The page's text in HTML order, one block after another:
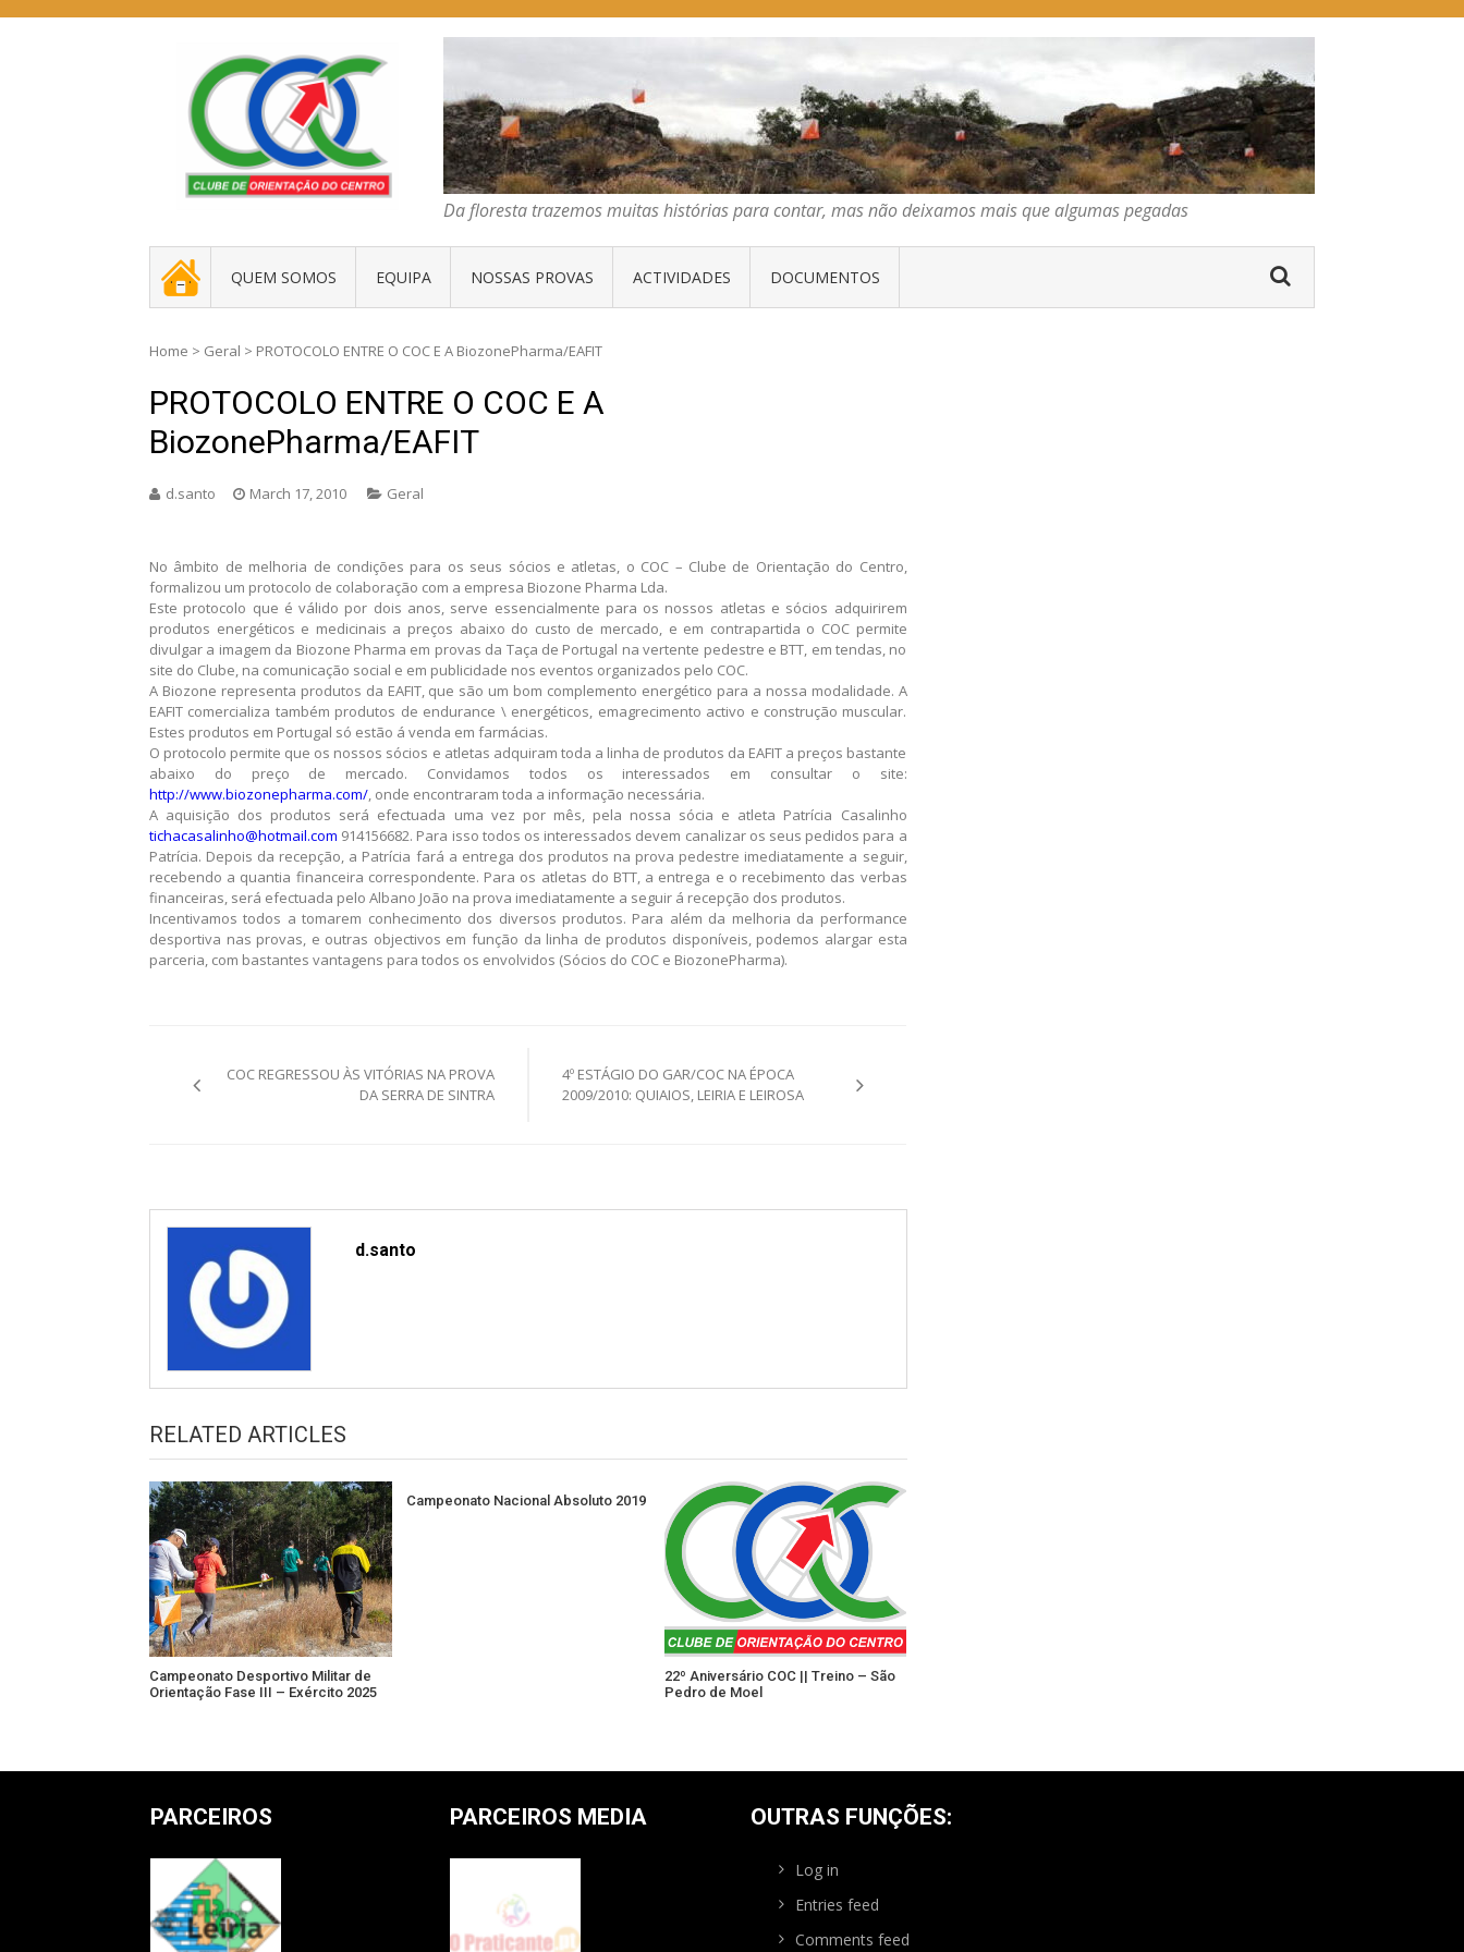
COC – CLUBE DE ORIENTAÇÃO DO CENTRO
Da floresta trazemos muitas histórias para contar, mas não deixamos mais que algumas pegadas
Da floresta trazemos muitas histórias para contar, mas não deixamos mais que algumas pegadas
. _ . QUEM SOMOS EQUIPA NOSSAS PROVAS ACTIVIDADES DOCUMENTOS
Home > Geral > PROTOCOLO ENTRE O COC E A BiozonePharma/EAFIT
PROTOCOLO ENTRE O COC E A
BiozonePharma/EAFIT
d.santo March 17, 2010 Geral
No âmbito de melhoria de condições para os seus sócios e atletas, o COC – Clube de Orientação do Centro,
formalizou um protocolo de colaboração com a empresa Biozone Pharma Lda.
Este protocolo que é válido por dois anos, serve essencialmente para os nossos atletas e sócios adquirirem
produtos energéticos e medicinais a preços abaixo do custo de mercado, e em contrapartida o COC permite
divulgar a imagem da Biozone Pharma em provas da Taça de Portugal na vertente pedestre e BTT, em tendas, no
site do Clube, na comunicação social e em publicidade nos eventos organizados pelo COC.
A Biozone representa produtos da EAFIT, que são um bom complemento energético para a nossa modalidade. A
EAFIT comercializa também produtos de endurance \ energéticos, emagrecimento activo e construção muscular.
Estes produtos em Portugal só estão á venda em farmácias.
O protocolo permite que os nossos sócios e atletas adquiram toda a linha de produtos da EAFIT a preços bastante
abaixo do preço de mercado. Convidamos todos os interessados em consultar o site:
http://www.biozonepharma.com/, onde encontraram toda a informação necessária.
A aquisição dos produtos será efectuada uma vez por mês, pela nossa sócia e atleta Patrícia Casalinho
tichacasalinho@hotmail.com 914156682. Para isso todos os interessados devem canalizar os seus pedidos para a
Patrícia. Depois da recepção, a Patrícia fará a entrega dos produtos na prova pedestre imediatamente a seguir,
recebendo a quantia financeira correspondente. Para os atletas do BTT, a entrega e o recebimento das verbas
financeiras, será efectuada pelo Albano João na prova imediatamente a seguir á recepção dos produtos.
Incentivamos todos a tomarem conhecimento dos diversos produtos. Para além da melhoria da performance
desportiva nas provas, e outras objectivos em função da linha de produtos disponíveis, podemos alargar esta
parceria, com bastantes vantagens para todos os envolvidos (Sócios do COC e BiozonePharma).
navigation
COC REGRESSOU ÀS VITÓRIAS NA PROVA
DA SERRA DE SINTRA
4º ESTÁGIO DO GAR/COC NA ÉPOCA
2009/2010: QUIAIOS, LEIRIA E LEIROSA
d.santo
RELATED ARTICLES
Campeonato Desportivo Militar de
Orientação Fase III – Exército 2025
Campeonato Nacional Absoluto 2019
22º Aniversário COC || Treino – São
Pedro de Moel
PARCEIROS PARCEIROS MEDIA OUTRAS FUNÇÕES:
Log in
Entries feed
Comments feed